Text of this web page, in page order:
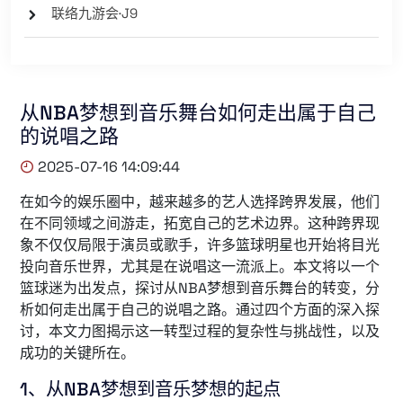
联络九游会·J9
从NBA梦想到音乐舞台如何走出属于自己
的说唱之路
2025-07-16 14:09:44
在如今的娱乐圈中，越来越多的艺人选择跨界发展，他们
在不同领域之间游走，拓宽自己的艺术边界。这种跨界现
象不仅仅局限于演员或歌手，许多篮球明星也开始将目光
投向音乐世界，尤其是在说唱这一流派上。本文将以一个
篮球迷为出发点，探讨从NBA梦想到音乐舞台的转变，分
析如何走出属于自己的说唱之路。通过四个方面的深入探
讨，本文力图揭示这一转型过程的复杂性与挑战性，以及
成功的关键所在。
1、从NBA梦想到音乐梦想的起点